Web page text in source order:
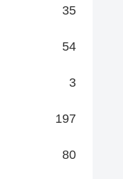
35
54
3
197
80